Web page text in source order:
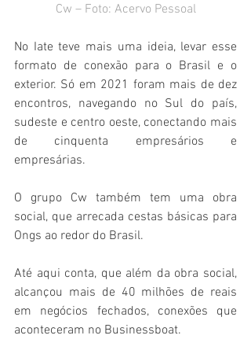
Cw – Foto: Acervo Pessoal
No Iate teve mais uma ideia, levar esse
formato de conexão para o Brasil e o
exterior. Só em 2021 foram mais de dez
encontros, navegando no Sul do país,
sudeste e centro oeste, conectando mais
de cinquenta empresários e
empresárias.
O grupo Cw também tem uma obra
social, que arrecada cestas básicas para
Ongs ao redor do Brasil.
Até aqui conta, que além da obra social,
alcançou mais de 40 milhões de reais
em negócios fechados, conexões que
aconteceram no Businessboat.